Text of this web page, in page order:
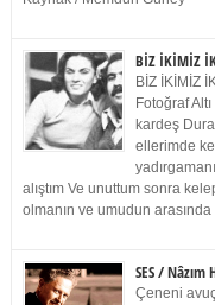
BİZ İKİMİZ
BİZ İKİMİZ
Fotoğraf
kardeş
ellerimde
alıştım Ve unuttum sonra
olmanın ve umudun
SES / Nâzım
Çeneni